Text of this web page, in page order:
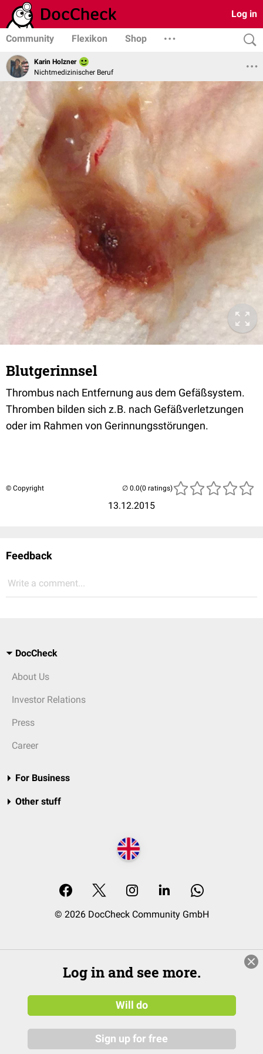
Log in
Community Flexikon Shop
Karin Holzner
Nichtmedizinischer Beruf
Blutgerinnsel
Thrombus nach Entfernung aus dem Gefäßsystem.
Thromben bilden sich z.B. nach Gefäßverletzungen
oder im Rahmen von Gerinnungsstörungen.
© Copyright
13.12.2015
(0 ratings)
Feedback
Write a comment...
DocCheck
About Us
Investor Relations
Press
Career
For Business
Other stuff
© 2026 DocCheck Community GmbH
Log in and see more.
Will do
Sign up for free